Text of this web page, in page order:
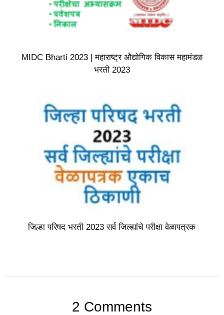
MIDC Bharti 2023 | महाराष्ट्र औद्योगिक विकास महामंडळ
भरती 2023
जिल्हा परिषद भरती 2023 सर्व जिल्ह्यांचे परीक्षा वेळापत्रक
2 Comments